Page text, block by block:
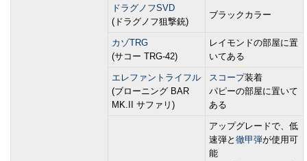
ドラグノフSVD
(ドラグノフ狙撃銃)
ブラックカラー
カゾTRG
(サコー TRG-42)
レイモンドの部屋に置
いてある
エレファントライフル
(ブローニング BAR
MK.II サファリ)
スコープ装着
パピーの部屋に置いて
ある
アップグレードで、低
速弾と 徹甲弾が使用可
能